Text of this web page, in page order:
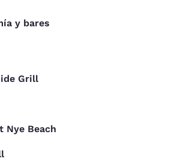
y bares
Grill
Nye Beach